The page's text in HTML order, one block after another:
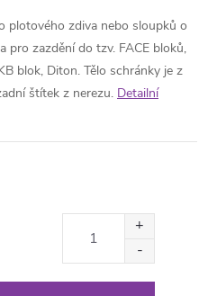
plotového zdiva nebo sloupků o
pro zazdění do tzv. FACE bloků,
blok, Diton. Tělo schránky je z
štítek z nerezu. Detailní